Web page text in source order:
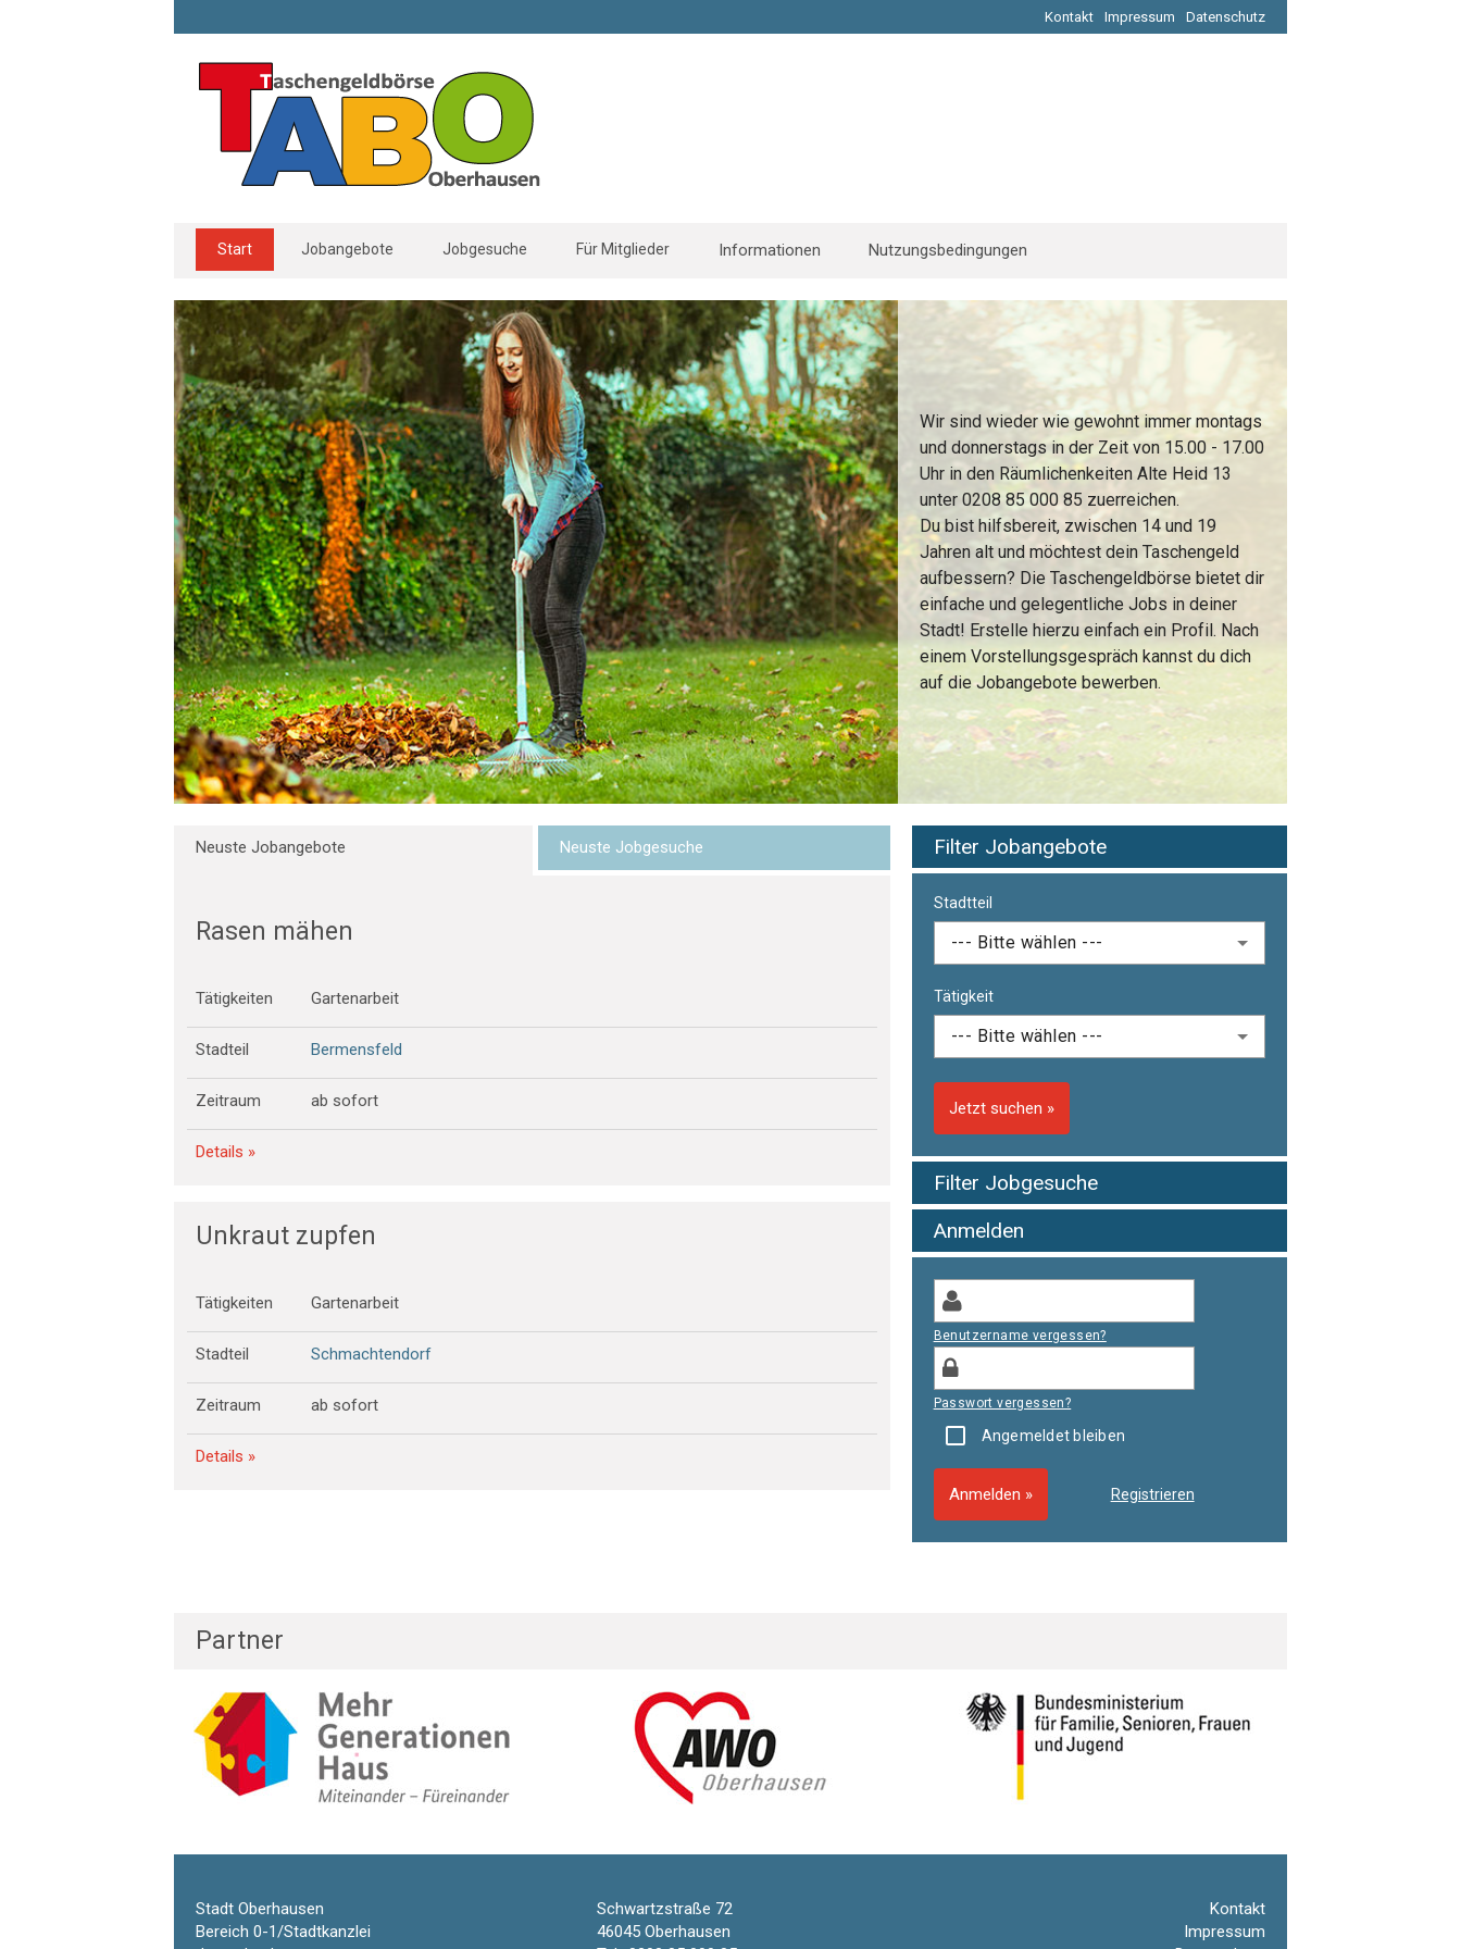
Kontakt Impressum Datenschutz
Start Jobangebote Jobgesuche Für Mitglieder Informationen Nutzungsbedingungen
Wir sind wieder wie gewohnt immer montags
und donnerstags in der Zeit von 15.00 - 17.00
Uhr in den Räumlichenkeiten Alte Heid 13
unter 0208 85 000 85 zuerreichen.
Du bist hilfsbereit, zwischen 14 und 19
Jahren alt und möchtest dein Taschengeld
aufbessern? Die Taschengeldbörse bietet dir
einfache und gelegentliche Jobs in deiner
Stadt! Erstelle hierzu einfach ein Profil. Nach
einem Vorstellungsgespräch kannst du dich
auf die Jobangebote bewerben.
Neuste Jobangebote Neuste Jobgesuche
Rasen mähen
Tätigkeiten Gartenarbeit
Stadteil Bermensfeld
Zeitraum ab sofort
Details »
Unkraut zupfen
Tätigkeiten Gartenarbeit
Stadteil Schmachtendorf
Zeitraum ab sofort
Details »
Filter Jobangebote
Stadtteil
Tätigkeit
Jetzt suchen »
Filter Jobgesuche
Anmelden
Benutzername vergessen?
Passwort vergessen?
Angemeldet bleiben
Anmelden » Registrieren
Partner
Stadt Oberhausen
Bereich 0-1/Stadtkanzlei
Schwartzstraße 72
46045 Oberhausen
Kontakt
Impressum